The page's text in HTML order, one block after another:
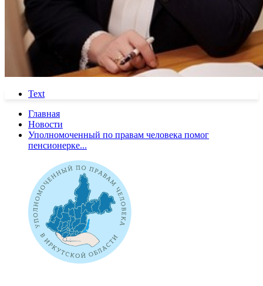
Text
Главная
Новости
Уполномоченный по правам человека помог
пенсионерке...